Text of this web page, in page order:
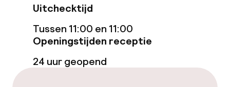
Speeltuin
Schoonmaakvoorzieningen
Uitchecktijd
Tussen 11:00 en 11:00
Openingstijden receptie
24 uur geopend